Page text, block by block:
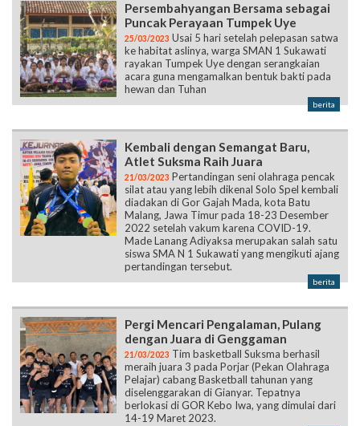
Persembahyangan Bersama sebagai
Puncak Perayaan Tumpek Uye
25/03/2023 Usai 5 hari setelah pelepasan satwa
ke habitat aslinya, warga SMAN 1 Sukawati
rayakan Tumpek Uye dengan serangkaian
acara guna mengamalkan bentuk bakti pada
hewan dan Tuhan
berita
Kembali dengan Semangat Baru,
Atlet Suksma Raih Juara
21/03/2023 Pertandingan seni olahraga pencak
silat atau yang lebih dikenal Solo Spel kembali
diadakan di Gor Gajah Mada, kota Batu
Malang, Jawa Timur pada 18-23 Desember
2022 setelah vakum karena COVID-19.
Made Lanang Adiyaksa merupakan salah satu
siswa SMA N 1 Sukawati yang mengikuti ajang
pertandingan tersebut.
berita
Pergi Mencari Pengalaman, Pulang
dengan Juara di Genggaman
21/03/2023 Tim basketball Suksma berhasil
meraih juara 3 pada Porjar (Pekan Olahraga
Pelajar) cabang Basketball tahunan yang
diselenggarakan di Gianyar. Tepatnya
berlokasi di GOR Kebo Iwa, yang dimulai dari
14-19 Maret 2023.